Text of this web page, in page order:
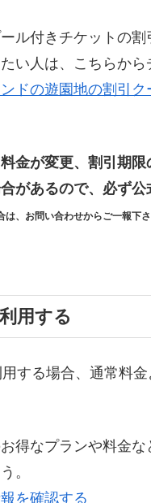
ル付きチケットの
い人は、こちらから
ドの遊園地の割引ク
金が変更、割引期
があるので、必ず
は、お問い合わせからご一報下
用する
する場合、通常料
得なプランや料金
。
を確認する